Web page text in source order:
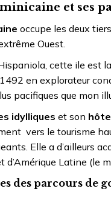
et ses
occupe les deux
Ouest.
cette ile est
en explorateur
pacifiques que mon
idylliques et son
vers le tourisme
Elle a d’ailleurs
d’Amérique Latine (le
des parcours de